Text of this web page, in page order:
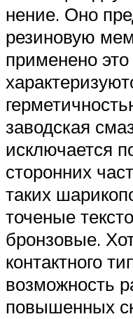
нение. Оно
резиновую
применено
заводская
исключается
сторонних
таких
точеные
бронзовые.
контактного
возможность
повышенных